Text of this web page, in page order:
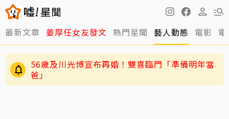
最新文章 姜厚任女友發文 熱門星聞 藝人動態 電影
56歲及川光博宣布再婚！雙喜臨門「準備明年當
爸」